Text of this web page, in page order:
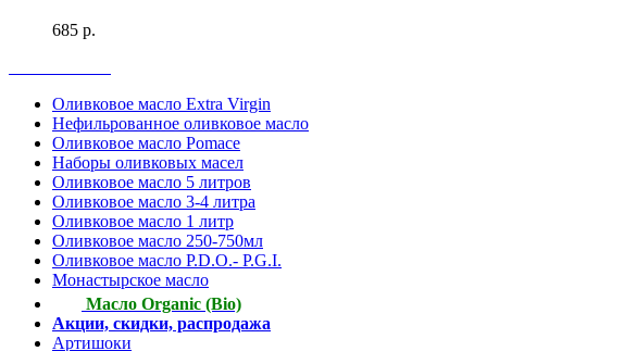
685 р.
Оливковое масло Extra Virgin
Нефильрованное оливковое масло
Оливковое масло Pomace
Наборы оливковых масел
Оливковое масло 5 литров
Оливковое масло 3-4 литра
Оливковое масло 1 литр
Оливковое масло 250-750мл
Оливковое масло P.D.O.- P.G.I.
Монастырское масло
Масло Organic (Bio)
Акции, скидки, распродажа
Артишоки